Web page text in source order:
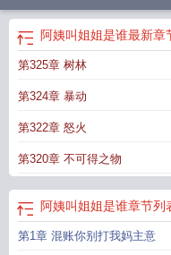
能，经常叫李鸣给她换灯泡、修
明都是姐姐笔趣阁最新章节TXT
错字版什么阿姨明明都是姐姐
加料版
阿姨什么都有 什么阿姨
版明明是姐姐为什么非要叫阿姨
免费阅读笔趣阁明明都是姐姐免
谁明明都是姐姐 作者萝卜楼上
姐笔趣阁无弹窗明明都是姐姐
姐笔趣阁无错版叫什么阿姨叫姐
阿姨叫姐姐是谁最新章
第325章 树林
第324章 暴动
第322章 怒火
第320章 不可得之物
阿姨叫姐姐是谁章节列
第1章 混账你别打我妈主意